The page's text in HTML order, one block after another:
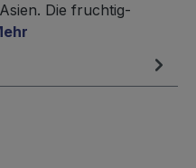
Die fruchtig-